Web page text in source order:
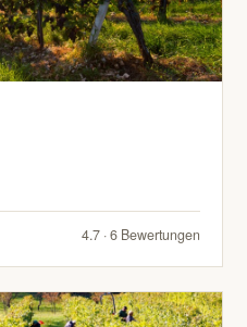
4.7 · 6 Bewertungen